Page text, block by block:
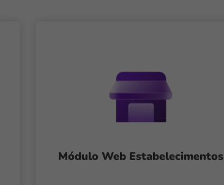
Módulo Web Estabelecimentos